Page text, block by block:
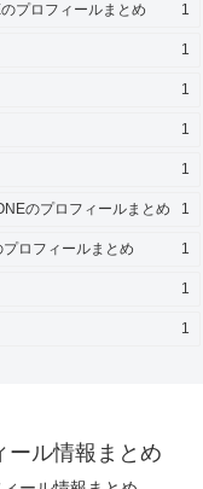
のプロフィールまとめ 1
1
1
1
1
のプロフィールまとめ 1
プロフィールまとめ 1
1
1
ール情報まとめ